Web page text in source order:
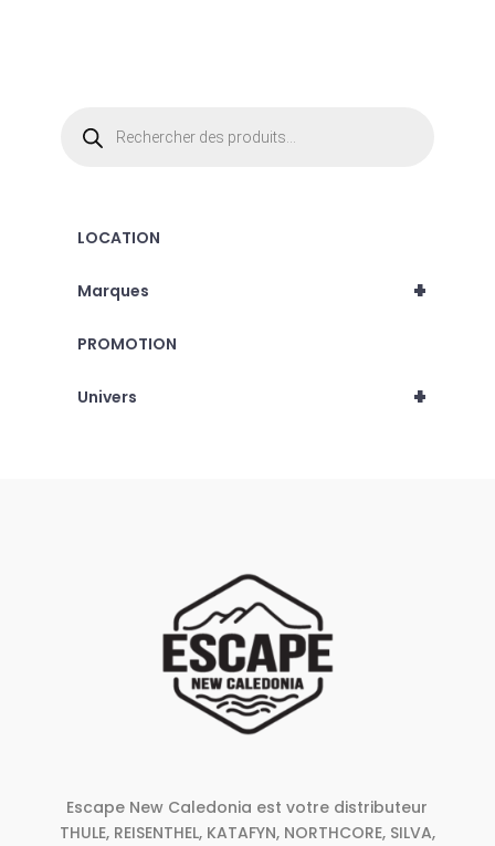
produits
LOCATION
+
Marques
PROMOTION
+
Univers
Escape New Caledonia est votre distributeur
THULE, REISENTHEL, KATAFYN, NORTHCORE, SILVA,